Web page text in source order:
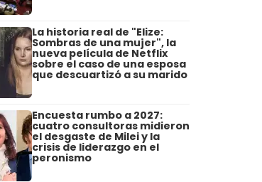
La historia real de "Elize:
Sombras de una mujer", la
nueva película de Netflix
sobre el caso de una esposa
que descuartizó a su marido
Encuesta rumbo a 2027:
cuatro consultoras midieron
el desgaste de Milei y la
crisis de liderazgo en el
peronismo